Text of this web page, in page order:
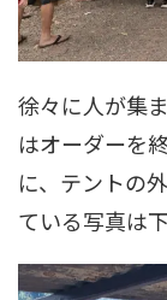
徐々に人が集
はオーダーを
に、テントの
ている写真は